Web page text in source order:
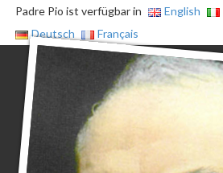
Padre Pio ist verfügbar in English
Deutsch
Français